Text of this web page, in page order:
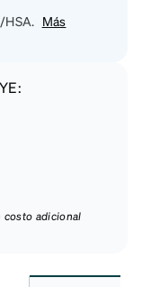
HSA. Más
costo adicional